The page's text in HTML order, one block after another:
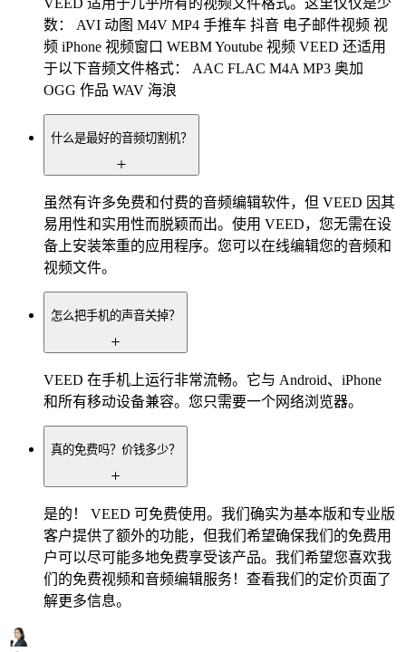
数： AVI 动图 M4V MP4 手推车 抖音 电子邮件视频 视
频 iPhone 视频窗口 WEBM Youtube 视频 VEED 还适用
于以下音频文件格式： AAC FLAC M4A MP3 奥加
OGG 作品 WAV 海浪
什么是最好的音频切割机？
虽然有许多免费和付费的音频编辑软件，但 VEED 因其
易用性和实用性而脱颖而出。使用 VEED，您无需在设
备上安装笨重的应用程序。您可以在线编辑您的音频和
视频文件。
怎么把手机的声音关掉？
VEED 在手机上运行非常流畅。它与 Android、iPhone
和所有移动设备兼容。您只需要一个网络浏览器。
真的免费吗？价钱多少？
是的！ VEED 可免费使用。我们确实为基本版和专业版
客户提供了额外的功能，但我们希望确保我们的免费用
户可以尽可能多地免费享受该产品。我们希望您喜欢我
们的免费视频和音频编辑服务！查看我们的定价页面了
解更多信息。